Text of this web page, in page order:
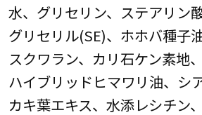
水、グリセリン、ステアリン
グリセリル(SE)、ホホバ種子油
スクワラン、カリ石ケン素地
ハイブリッドヒマワリ油、シア
カキ葉エキス、水添レシチン